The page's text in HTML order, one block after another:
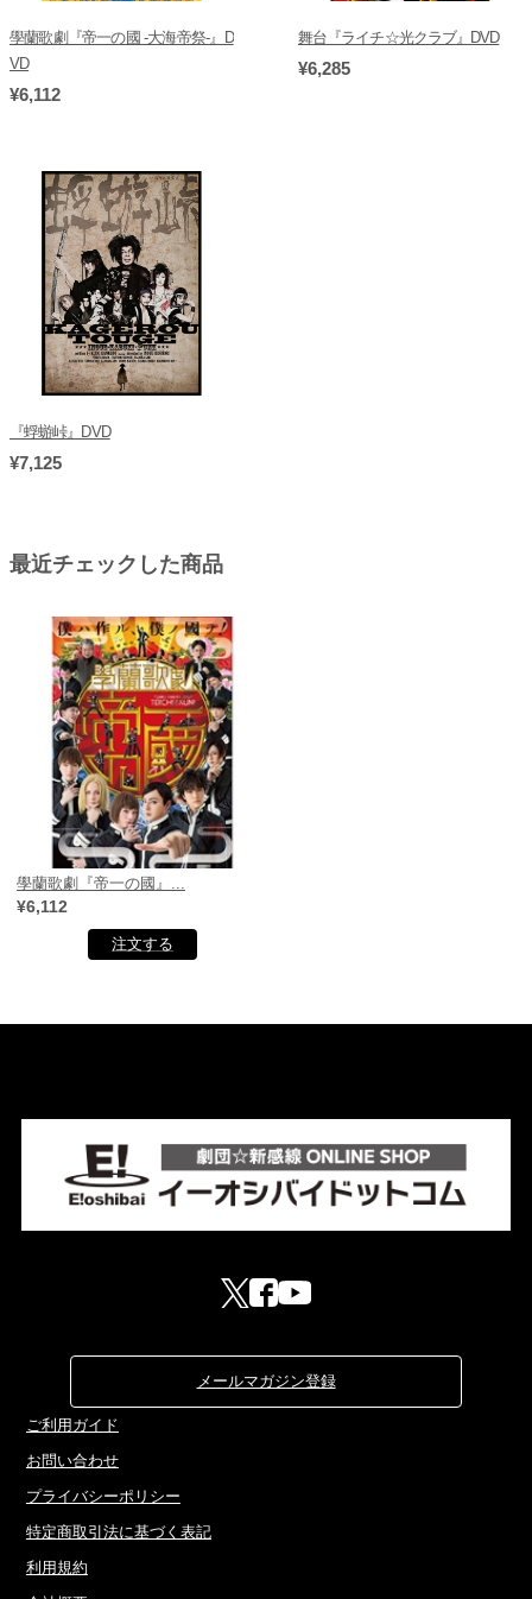
學蘭歌劇『帝一の國 -大海帝祭-』D
VD
¥6,112
舞台『ライチ☆光クラブ』DVD
¥6,285
『蜉蝣峠』DVD
¥7,125
最近チェックした商品
學蘭歌劇『帝一の國』...
¥6,112
メールマガジン登録
ご利用ガイド
お問い合わせ
プライバシーポリシー
特定商取引法に基づく表記
利用規約